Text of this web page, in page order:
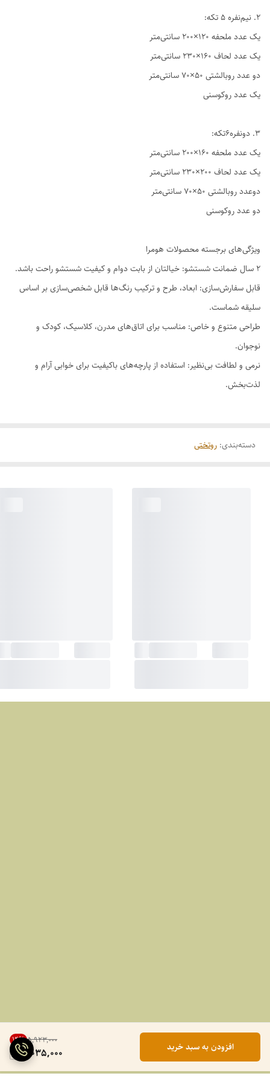
۵٬۹۲۳٬۰۰۰ 14%
5,035,000 افزودن به سبد خرید
2. نیم‌نفره ۵ تکه:
یک عدد ملحفه ۱۲۰×۲۰۰ سانتی‌متر
یک عدد لحاف ۱۶۰×۲۳۰ سانتی‌متر
دو عدد روبالشتی ۵۰×۷۰ سانتی‌متر
یک عدد روکوسنی
3. دو‌نفره6تکه:
یک عدد ملحفه ۱۶۰×۲۰۰ سانتی‌متر
یک عدد لحاف ۲۰۰×۲۳۰ سانتی‌متر
دوعدد روبالشتی ۵۰×۷۰ سانتی‌متر
دو عدد روکوسنی
ویژگی‌های برجسته محصولات هومرا
۲ سال ضمانت شستشو: خیالتان از بابت دوام و کیفیت شستشو راحت باشد.
قابل سفارش‌سازی: ابعاد، طرح و ترکیب رنگ‌ها قابل شخصی‌سازی بر اساس
سلیقه شماست.
طراحی متنوع و خاص: مناسب برای اتاق‌های مدرن، کلاسیک، کودک و
نوجوان.
نرمی و لطافت بی‌نظیر: استفاده از پارچه‌های باکیفیت برای خوابی آرام و
لذت‌بخش.
دسته‌بندی: روتختی